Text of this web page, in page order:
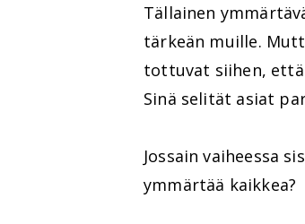
Tällainen
tärkeän muille.
tottuvat siihen, että
Sinä selität asiat
Jossain vaiheessa
ymmärtää kaikkea?